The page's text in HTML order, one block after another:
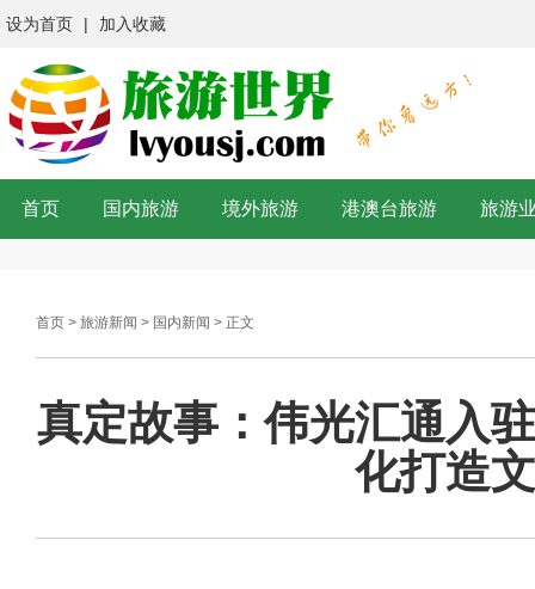
设为首页 | 加入收藏
首页 国内旅游 境外旅游 港澳台旅游 旅游
首页 > 旅游新闻 > 国内新闻 > 正文
真定故事：伟光汇通入
化打造